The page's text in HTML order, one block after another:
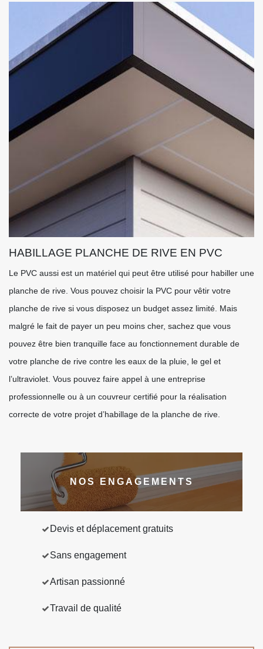
HABILLAGE PLANCHE DE RIVE EN PVC
Le PVC aussi est un matériel qui peut être utilisé pour habiller une
planche de rive. Vous pouvez choisir la PVC pour vêtir votre
planche de rive si vous disposez un budget assez limité. Mais
malgré le fait de payer un peu moins cher, sachez que vous
pouvez être bien tranquille face au fonctionnement durable de
votre planche de rive contre les eaux de la pluie, le gel et
l’ultraviolet. Vous pouvez faire appel à une entreprise
professionnelle ou à un couvreur certifié pour la réalisation
correcte de votre projet d’habillage de la planche de rive.
NOS ENGAGEMENTS
Devis et déplacement gratuits
Sans engagement
Artisan passionné
Travail de qualité